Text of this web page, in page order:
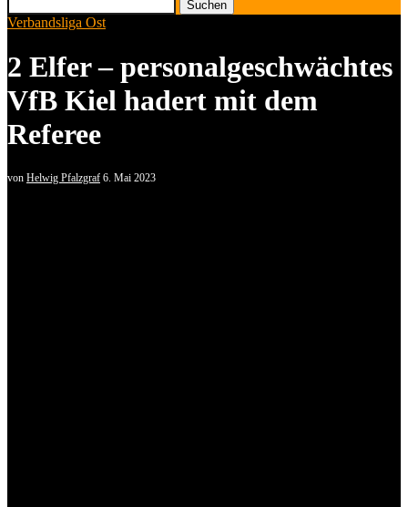
Suchen
Verbandsliga Ost
2 Elfer – personalgeschwächtes
VfB Kiel hadert mit dem
Referee
von Helwig Pfalzgraf 6. Mai 2023